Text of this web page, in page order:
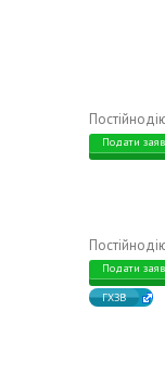
Подати
Подати
ГХЗВ